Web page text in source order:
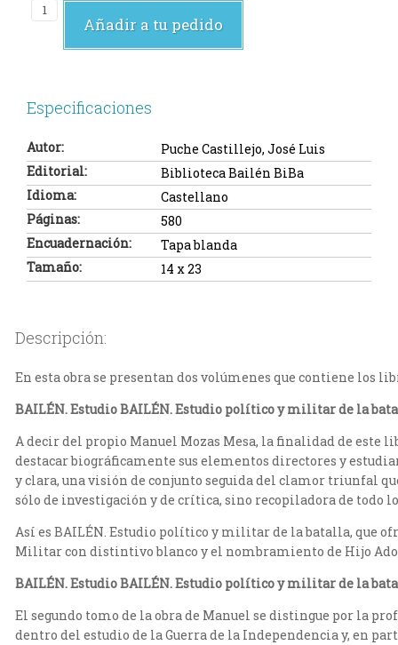
Añadir a tu pedido
Especificaciones
Autor:
Puche Castillejo, José Luis
Editorial:
Biblioteca Bailén BiBa
Idioma:
Castellano
Páginas:
580
Encuadernación:
Tapa blanda
Tamaño:
14 x 23
Descripción:
En esta obra se presentan dos volúmenes que contiene los
BAILÉN. Estudio BAILÉN. Estudio político y militar de la
A decir del propio Manuel Mozas Mesa, la finalidad de este
destacar biográficamente sus elementos directores y
y clara, una visión de conjunto seguida del clamor triunfal
sólo de investigación y de crítica, sino recopiladora de todo
Así es BAILÉN. Estudio político y militar de la batalla, que
Militar con distintivo blanco y el nombramiento de Hijo
BAILÉN. Estudio BAILÉN. Estudio político y militar de la
El segundo tomo de la obra de Manuel se distingue por la
dentro del estudio de la Guerra de la Independencia y, en